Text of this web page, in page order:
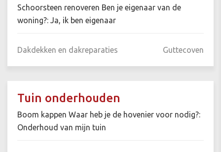
Schoorsteen renoveren Ben je eigenaar van de
woning?: Ja, ik ben eigenaar
Dakdekken en dakreparaties Guttecoven
Tuin onderhouden
Boom kappen Waar heb je de hovenier voor nodig?:
Onderhoud van mijn tuin